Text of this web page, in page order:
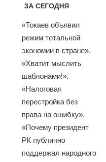
ЗА СЕГОДНЯ
«Токаев объявил
режим тотальной
экономии в стране».
«Хватит мыслить
шаблонами!».
«Налоговая
перестройка без
права на ошибку».
«Почему президент
РК публично
поддержал народного